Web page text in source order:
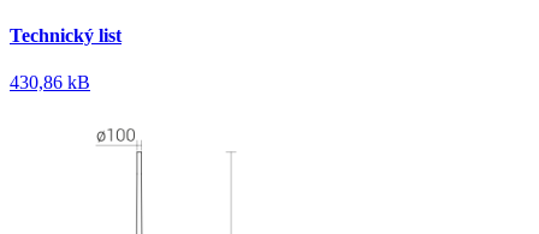
Technický list
430,86 kB